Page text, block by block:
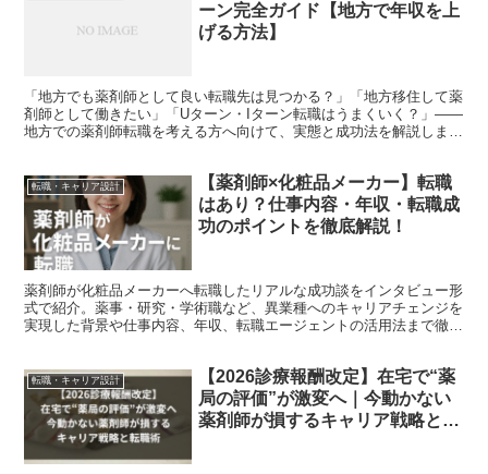
ーン完全ガイド【地方で年収を上
げる方法】
「地方でも薬剤師として良い転職先は見つかる？」「地方移住して薬
剤師として働きたい」「Uターン・Iターン転職はうまくいく？」――
地方での薬剤師転職を考える方へ向けて、実態と成功法を解説しま
転職・キャリア設計
【薬剤師×化粧品メーカー】転職
はあり？仕事内容・年収・転職成
功のポイントを徹底解説！
薬剤師が化粧品メーカーへ転職したリアルな成功談をインタビュー形
式で紹介。薬事・研究・学術職など、異業種へのキャリアチェンジを
実現した背景や仕事内容、年収、転職エージェントの活用法まで徹底
転職・キャリア設計
【2026診療報酬改定】在宅で“薬
局の評価”が激変へ｜今動かない
薬剤師が損するキャリア戦略と転